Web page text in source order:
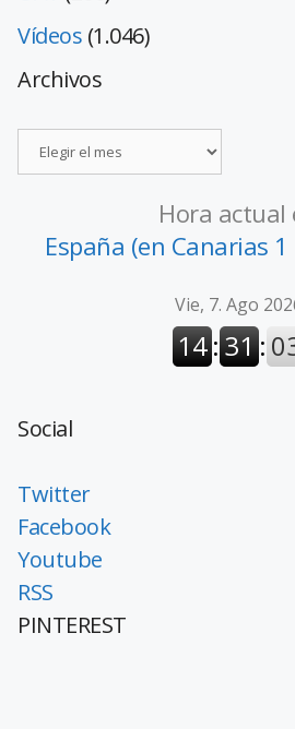
Vídeos (1.046)
Archivos
Hora actual
España (en Canarias
Social
Twitter
Facebook
Youtube
RSS
PINTEREST